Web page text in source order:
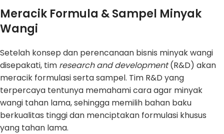
Meracik Formula & Sampel Minyak
Wangi
Setelah konsep dan perencanaan bisnis minyak wangi
disepakati, tim research and development(R&D) akan
meracik formulasi serta sampel. Tim R&D yang
terpercaya tentunya memahami cara agar minyak
wangi tahan lama, sehingga memilih bahan baku
berkualitas tinggi dan menciptakan formulasi khusus
yang tahan lama.